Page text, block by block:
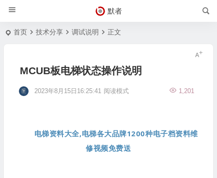
默者
首页 技术分享 调试说明 正文
MCUB板电梯状态操作说明
2023年8月15日16:25:41 1,201
阅读模式
电梯资料大全,电梯各大品牌1200种电子档资料维
修视频免费送